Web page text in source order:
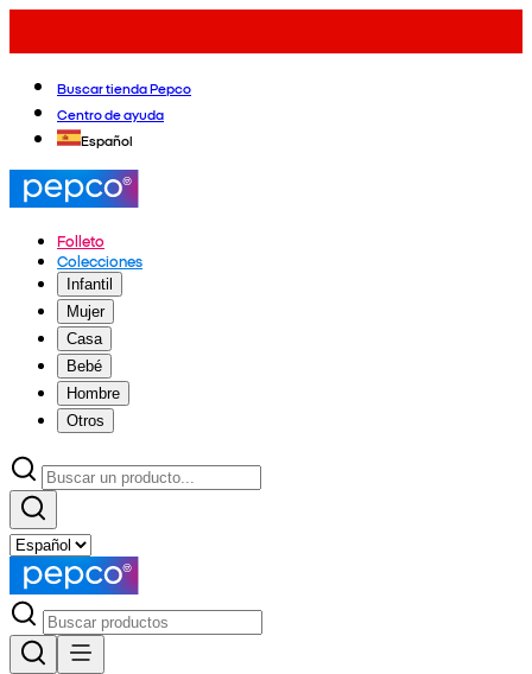
Buscar tienda Pepco
Centro de ayuda
Español
Folleto
Colecciones
Infantil
Mujer
Casa
Bebé
Hombre
Otros